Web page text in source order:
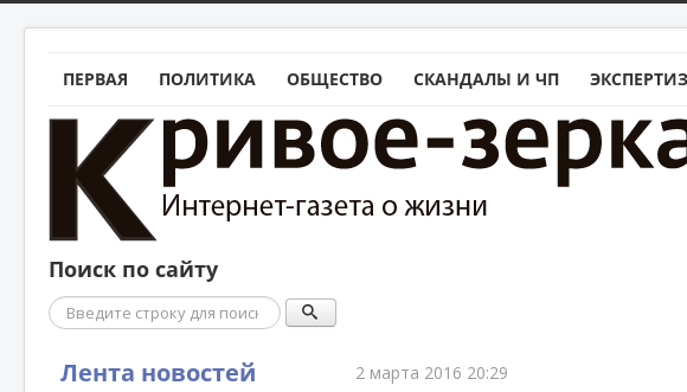
ПЕРВАЯ ПОЛИТИКА ОБЩЕСТВО СКАНДАЛЫ И ЧП
Поиск по сайту
Поиск
Лента новостей 2 марта 2016 20:29